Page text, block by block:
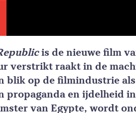
is de nieuwe film
verstrikt raakt in de
blik op de filmindustrie
propaganda en ijdelheid
van Egypte, wordt